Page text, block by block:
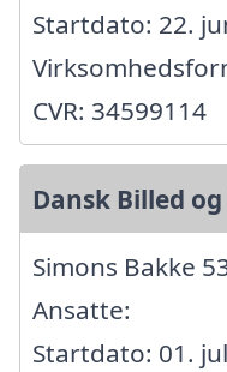
Startdato: 22.
CVR: 34599114
Dansk Billed
Simons Bakke
Ansatte:
Startdato: 01.